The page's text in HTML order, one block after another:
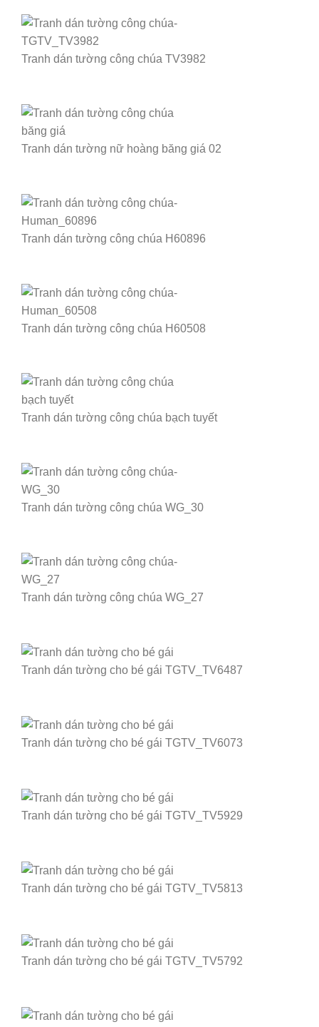
Tranh dán tường công chúa TV3982
Tranh dán tường nữ hoàng băng giá 02
Tranh dán tường công chúa H60896
Tranh dán tường công chúa H60508
Tranh dán tường công chúa bạch tuyết
Tranh dán tường công chúa WG_30
Tranh dán tường công chúa WG_27
Tranh dán tường cho bé gái TGTV_TV6487
Tranh dán tường cho bé gái TGTV_TV6073
Tranh dán tường cho bé gái TGTV_TV5929
Tranh dán tường cho bé gái TGTV_TV5813
Tranh dán tường cho bé gái TGTV_TV5792